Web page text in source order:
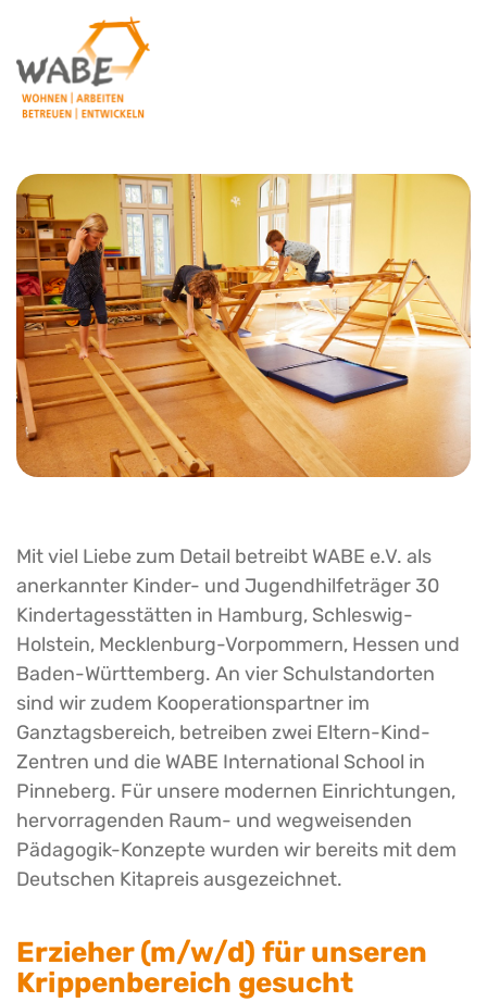
Erzieher (m/w/d) für unseren
Krippenbereich gesucht
Mit viel Liebe zum Detail betreibt WABE e.V. als
anerkannter Kinder- und Jugendhilfeträger 30
Kindertagesstätten in Hamburg, Schleswig-
Holstein, Mecklenburg-Vorpommern, Hessen und
Baden-Württemberg. An vier Schulstandorten
sind wir zudem Kooperationspartner im
Ganztagsbereich, betreiben zwei Eltern-Kind-
Zentren und die WABE International School in
Pinneberg. Für unsere modernen Einrichtungen,
hervorragenden Raum- und wegweisenden
Pädagogik-Konzepte wurden wir bereits mit dem
Deutschen Kitapreis ausgezeichnet.